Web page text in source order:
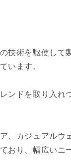
技術を駆使して
います。
ンドを取り入れ
、カジュアルウ
おり、幅広いニ